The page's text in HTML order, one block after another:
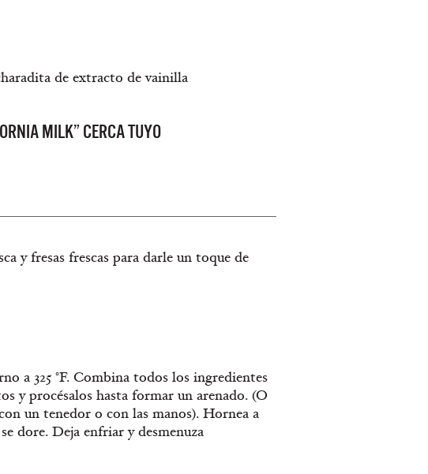
de extracto de vainilla
MILK” CERCA TUYO
y fresas frescas para darle un toque de
a 325 °F. Combina todos los ingredientes
y procésalos hasta formar un arenado. (O
un tenedor o con las manos). Hornea a
dore. Deja enfriar y desmenuza